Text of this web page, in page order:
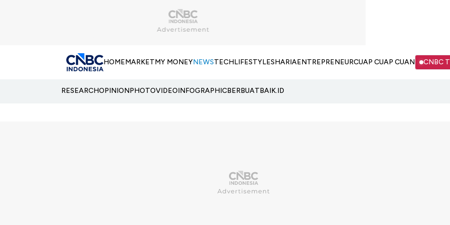
HOMEMARKETMY MONEYNEWSTECHLIFESTYLESHARIAENTREPRENEURCUAP CUAP CUAN CNBC
RESEARCHOPINIONPHOTOVIDEOINFOGRAPHICBERBUATBAIK.ID